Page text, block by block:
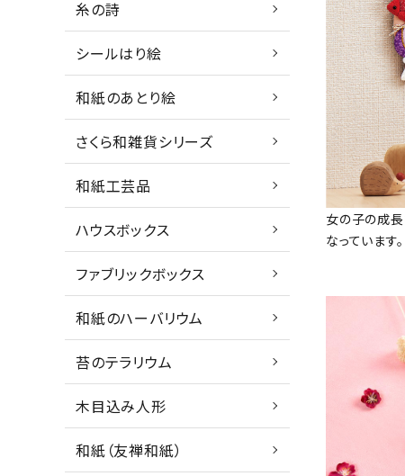
糸の詩
シールはり絵
和紙のあとり絵
さくら和雑貨シリーズ
和紙工芸品
ハウスボックス
ファブリックボックス
和紙のハーバリウム
苔のテラリウム
木目込み人形
和紙（友禅和紙）
女の子の成
なっています。